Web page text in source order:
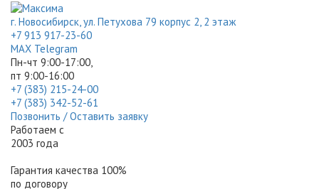
г. Новосибирск, ул. Петухова 79 корпус 2, 2 этаж
+7 913 917-23-60
МАХ Telegram
Пн-чт 9:00-17:00,
пт 9:00-16:00
+7 (383) 215-24-00
+7 (383) 342-52-61
Позвонить / Оставить заявку
Работаем с
2003 года
Гарантия качества 100%
по договору